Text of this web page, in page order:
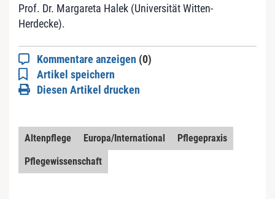
Prof. Dr. Margareta Halek (Universität Witten-
Herdecke).
Kommentare anzeigen (0)
Artikel speichern
Diesen Artikel drucken
Altenpflege Europa/International
Pflegepraxis
Pflegewissenschaft